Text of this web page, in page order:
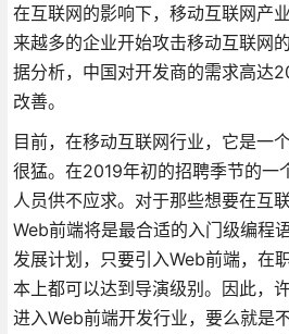
在互联网的影响下，移动互联网产
来越多的企业开始攻击移动互联网
据分析，中国对开发商的需求高达
改善。
目前，在移动互联网行业，它是一
很猛。在2019年初的招聘季节的一
人员供不应求。对于那些想要在互
Web前端将是最合适的入门级编程
发展计划，只要引入Web前端，在
本上都可以达到导演级别。因此，
进入Web前端开发行业，要么就是